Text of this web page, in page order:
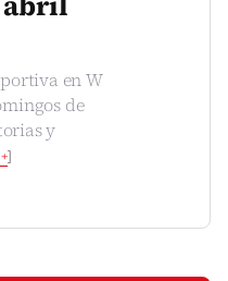
en W
de
y
]